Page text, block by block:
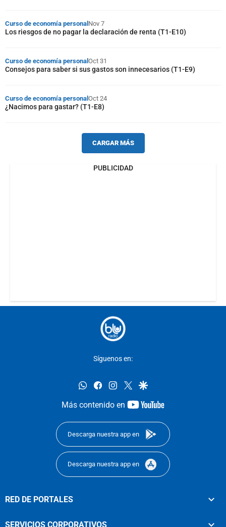
Curso de economía personal Nov 7
Los riesgos de no pagar la declaración de renta (T1-E10)
Curso de economía personal Oct 31
Consejos para saber si sus gastos son innecesarios (T1-E9)
Curso de economía personal Oct 24
¿Nacimos para gastar? (T1-E8)
CARGAR MÁS
PUBLICIDAD
Síguenos en:
whatsappfacebookinstagram
twittergoogle
Más contenido en
youtube-
Descarga nuestra app en
Descarga nuestra app en
RED DE PORTALES
SERVICIOS CORPORATIVOS